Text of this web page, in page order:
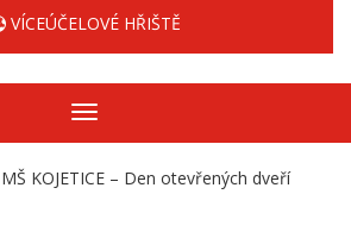
VÍCEÚČELOVÉ HŘIŠTĚ
Zobrazit/skrýt
navigaci
MŠ KOJETICE – Den otevřených dveří